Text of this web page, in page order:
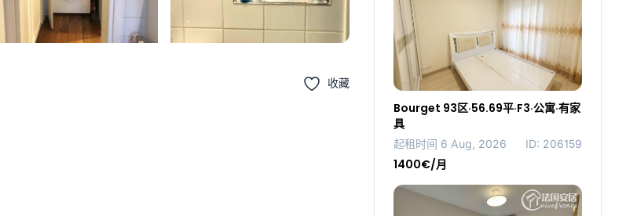
收藏
Bourget 93区·56.69平·F3·公寓·有家
具
起租时间 6 Aug, 2026 ID: 206159
1400€/月